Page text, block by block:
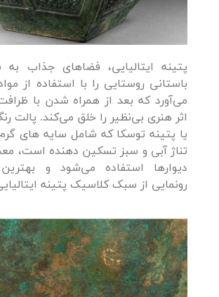
پتینه ایتالیایی، فضاهای جذاب
باستانی روستایی را با استفاده از
می‌آورد که بعد از همراه شدن با
اثر هنری بی‌نظیر را خلق می‌کند. پالت
یا پتینه توسکا که شامل سایه های گرم
تناژ آبی و سبز تسکین دهنده است،
دیوارها استفاده می‌شود و
رونمایی از سبک کلاسیک پتینه